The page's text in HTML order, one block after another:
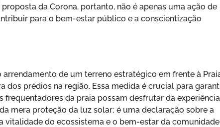
da Corona, portanto, não é apenas uma ação de
para o bem-estar público e a conscientização
de um terreno estratégico em frente à
dos prédios na região. Essa medida é crucial para
frequentadores da praia possam desfrutar da experiência
mera proteção da luz solar; é uma declaração sobre a
vitalidade do ecossistema e o bem-estar da